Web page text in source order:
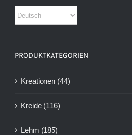
PRODUKTKATEGORIEN
Kreationen (44)
Kreide (116)
Lehm (185)